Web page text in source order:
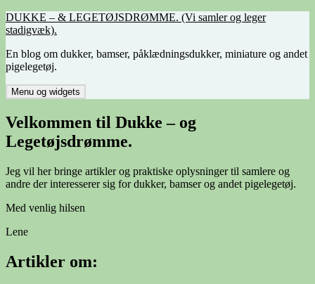
Hop
til
DUKKE – & LEGETØJSDRØMME. (Vi samler og leger
stadigvæk).
En blog om dukker, bamser, påklædningsdukker, miniature og andet
pigelegetøj.
Menu og widgets
Velkommen til Dukke – og
Legetøjsdrømme.
Jeg vil her bringe artikler og praktiske oplysninger til samlere og
andre der interesserer sig for dukker, bamser og andet pigelegetøj.
Med venlig hilsen
Lene
Artikler om: